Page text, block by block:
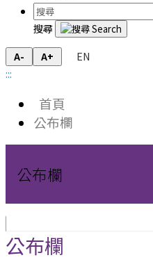
搜尋
A- A+
EN
:::
首頁
公布欄
公布欄
公布欄